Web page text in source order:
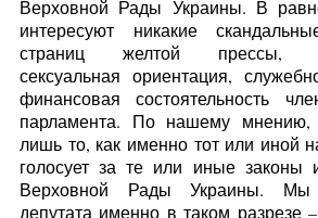
Верховной Рады Украины. В
интересуют никакие
страниц желтой прессы,
сексуальная ориентация,
финансовая состоятельность
парламента. По нашему мнению,
лишь то, как именно тот или иной
голосует за те или иные законы
Верховной Рады Украины. Мы
депутата именно в таком разрезе